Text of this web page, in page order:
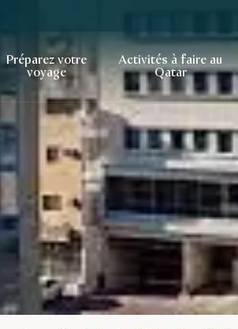
Préparez votre
voyage
Activités à faire au
Qatar